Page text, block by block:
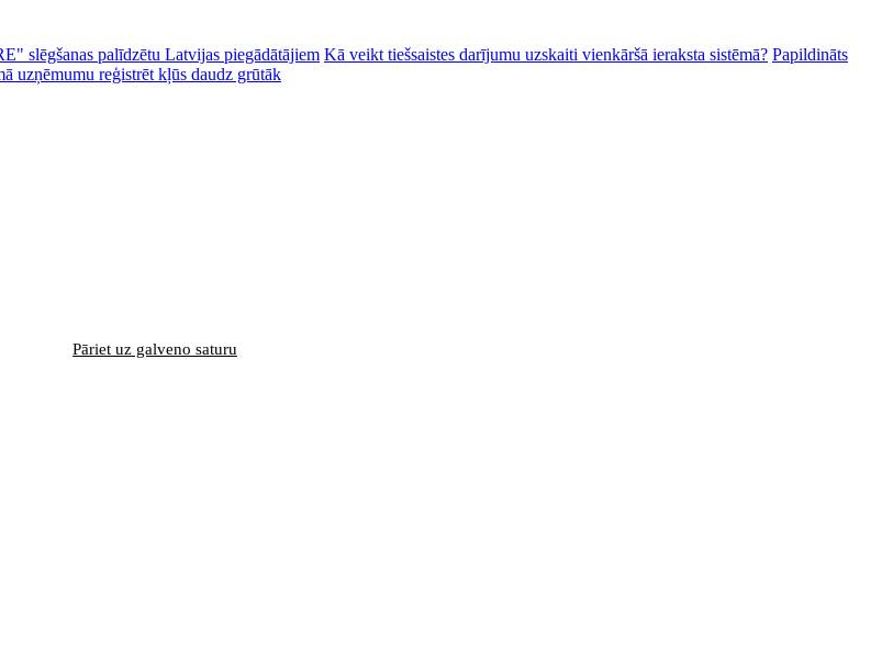
slēgšanas palīdzētu Latvijas piegādātājiem Kā veikt tiešsaistes darījumu uzskaiti vienkāršā ieraksta sistēmā? Papildināts
uzņēmumu reģistrēt kļūs daudz grūtāk
Pāriet uz galveno saturu